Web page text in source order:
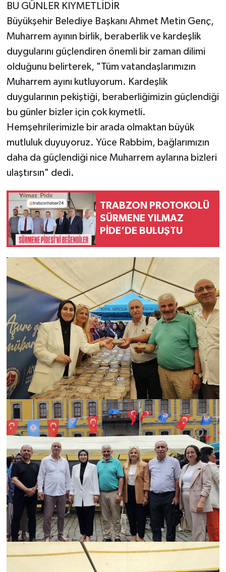
BU GÜNLER KIYMETLİDİR
Büyükşehir Belediye Başkanı Ahmet Metin Genç,
Muharrem ayının birlik, beraberlik ve kardeşlik
duygularını güçlendiren önemli bir zaman dilimi
olduğunu belirterek, "Tüm vatandaşlarımızın
Muharrem ayını kutluyorum. Kardeşlik
duygularının pekiştiği, beraberliğimizin güçlendiği
bu günler bizler için çok kıymetli.
Hemşehrilerimizle bir arada olmaktan büyük
mutluluk duyuyoruz. Yüce Rabbim, bağlarımızın
daha da güçlendiği nice Muharrem aylarına bizleri
ulaştırsın" dedi.
TRABZON PROTOKOLÜ
SÜRMENE YILMAZ
PİDE’DE BULUŞTU